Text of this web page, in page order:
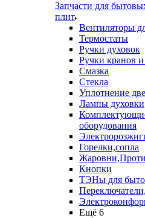
Запчасти для
плит
Вентиляторы
Термостаты
Ручки духовок
Ручки кранов
Смазка
Стекла
Уплотнение
Лампы духовки
оборудования
Горелки,сопла
Кнопки
ТЭНы для
Ещё 6